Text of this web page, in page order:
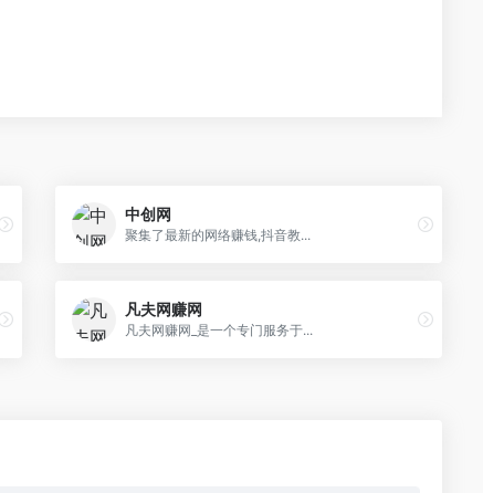
中创网
聚集了最新的网络赚钱,抖音教...
凡夫网赚网
凡夫网赚网_是一个专门服务于...